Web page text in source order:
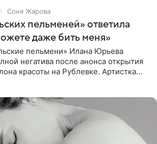
Соня Жарова
пельменей» ответила
даже бить меня»
пельмени» Илана Юрьева
негатива после анонса открытия
красоты на Рублевке. Артистка